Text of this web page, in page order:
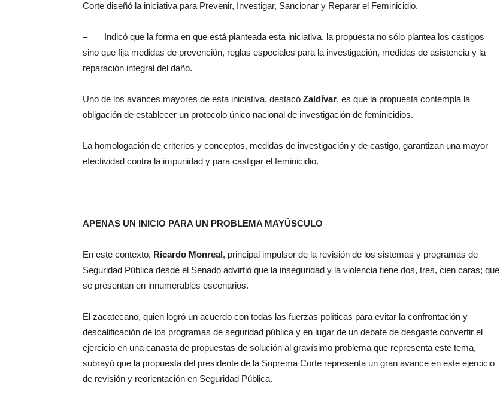
Corte diseñó la iniciativa para Prevenir, Investigar, Sancionar y Reparar el Feminicidio.
– Indicó que la forma en que está planteada esta iniciativa, la propuesta no sólo plantea los castigos
sino que fija medidas de prevención, reglas especiales para la investigación, medidas de asistencia y la
reparación integral del daño.
Uno de los avances mayores de esta iniciativa, destacó Zaldívar, es que la propuesta contempla la
obligación de establecer un protocolo único nacional de investigación de feminicidios.
La homologación de criterios y conceptos, medidas de investigación y de castigo, garantizan una mayor
efectividad contra la impunidad y para castigar el feminicidio.
APENAS UN INICIO PARA UN PROBLEMA MAYÚSCULO
En este contexto, Ricardo Monreal, principal impulsor de la revisión de los sistemas y programas de
Seguridad Pública desde el Senado advirtió que la inseguridad y la violencia tiene dos, tres, cien caras; que
se presentan en innumerables escenarios.
El zacatecano, quien logró un acuerdo con todas las fuerzas políticas para evitar la confrontación y
descalificación de los programas de seguridad pública y en lugar de un debate de desgaste convertir el
ejercicio en una canasta de propuestas de solución al gravísimo problema que representa este tema,
subrayó que la propuesta del presidente de la Suprema Corte representa un gran avance en este ejercicio
de revisión y reorientación en Seguridad Pública.